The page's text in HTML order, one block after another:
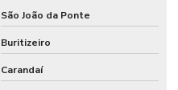
São João da Ponte
Buritizeiro
Carandaí